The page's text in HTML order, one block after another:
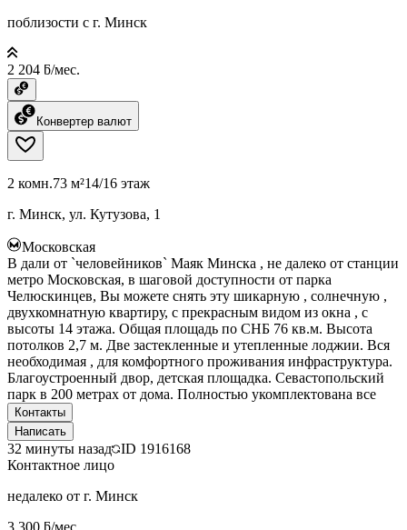
поблизости с г. Минск
2 204 ƃ/мес.
Конвертер валют
2 комн.73 м²14/16 этаж
г. Минск, ул. Кутузова, 1
Московская
В дали от `человейников` Маяк Минска , не далеко от станции
метро Московская, в шаговой доступности от парка
Челюскинцев, Вы можете снять эту шикарную , солнечную ,
двухкомнатную квартиру, с прекрасным видом из окна , с
высоты 14 этажа. Общая площадь по СНБ 76 кв.м. Высота
потолков 2,7 м. Две застекленные и утепленные лоджии. Вся
необходимая , для комфортного проживания инфраструктура.
Благоустроенный двор, детская площадка. Севастопольский
парк в 200 метрах от дома. Полностью укомплектована все
Контакты
Написать
32 минуты назад ID 1916168
Контактное лицо
недалеко от г. Минск
3 300 ƃ/мес.